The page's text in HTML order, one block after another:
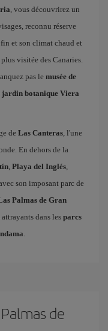
, vous découvrirez un
reconnu réserve
fin et son climat chaud et
visitée des Canaries.
pas le musée de
jardin botanique Viera
de Las Canteras, l'une
En dehors de la
, Playa del Inglés,
son imposant parc de
Palmas de Gran
dans les parcs
.
de